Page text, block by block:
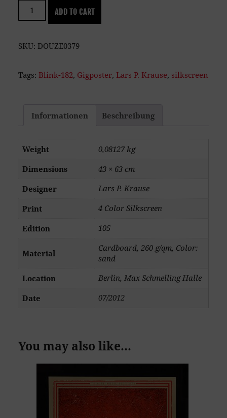
Blink-
182,
Version
ADD TO CART
SKU: DOUZE0379
Tags: Blink-182, Gigposter, Lars P. Krause, silkscreen
Informationen Beschreibung
Weight
0,08127 kg
Dimensions
43 × 63 cm
Designer
Lars P. Krause
Print
4 Color Silkscreen
Edition
105
Material
Cardboard, 260 g/qm, Color:
sand
Location
Berlin, Max Schmelling Halle
Date
07/2012
You may also like…